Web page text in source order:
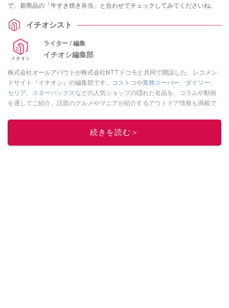
で、新商品の「牛すき焼き弁当」と合わせてチェックしてみてくださいね。
イチオシスト
ライター / 編集
イチオシ編集部
株式会社オールアバウトが株式会社NTTドコモと共同で開設した、レコメン
ドサイト『イチオシ』の編集部です。
コストコや業務スーパー、 ダイソー、
セリア、 スターバックスなどの人気ショップの隠れた名品を、コラムや動画
を通してご紹介。話題のグルメやマニアが紹介するアウトドア情報も満載で
レビューしています。毎日トレンド情報をお届けしているので、ぜひ
してください！続きを読む＞